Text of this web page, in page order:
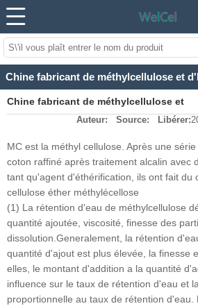
Chine fabricant de méthylcellulose et
d'hydroxypropylthylécellulose de
Auteur: Source: Libérer:
MC est la méthyl cellulose. Après une
coton raffiné après traitement alcalin avec
tant qu'agent d'éthérification, ils ont fait du
cellulose éther méthylécellose
(1) La rétention d'eau de méthylcellulose
quantité ajoutée, viscosité, finesse des
dissolution.Generalement, la rétention
quantité d'ajout est plus élevée, la finesse
elles, le montant d'addition a la quantité
influence sur le taux de rétention d'eau et
proportionnelle au taux de rétention d'eau.